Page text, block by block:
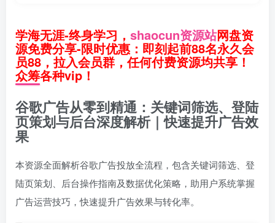
学海无涯-终身学习， shaocun资源站网盘资
源免费分享-限时优惠：即刻起前88名永久会
员88，拉入会员群，任何付费资源均共享！
众筹各种vip！
谷歌广告从零到精通：关键词筛选、登陆
页策划与后台深度解析｜快速提升广告效
果
本资源全面解析谷歌广告投放全流程，包含关键词筛选、登
陆页策划、后台操作指南及数据优化策略，助用户系统掌握
广告运营技巧，快速提升广告效果与转化率。